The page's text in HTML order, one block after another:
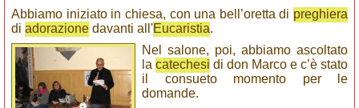
Abbiamo iniziato in chiesa, con una bell’oretta di preghiera
di adorazione davanti all'Eucaristia.
Nel salone, poi, abbiamo ascoltato
la catechesi di don Marco e c’è stato
il consueto momento per le
domande.